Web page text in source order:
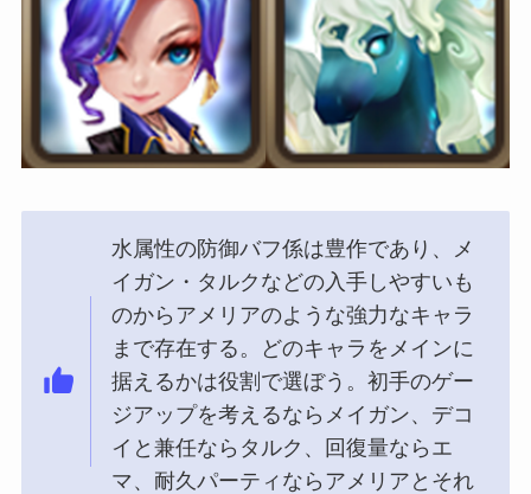
水属性の防御バフ係は豊作であり、メ
イガン・タルクなどの入手しやすいも
のからアメリアのような強力なキャラ
まで存在する。どのキャラをメインに
据えるかは役割で選ぼう。初手のゲー
ジアップを考えるならメイガン、デコ
イと兼任ならタルク、回復量ならエ
マ、耐久パーティならアメリアとそれ